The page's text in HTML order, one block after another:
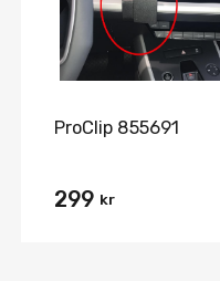
ProClip 855691
299 kr